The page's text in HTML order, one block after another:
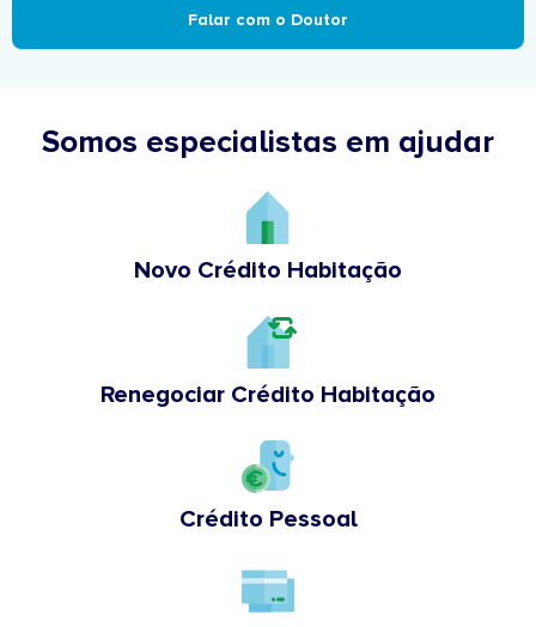
Falar com o Doutor
Somos especialistas em ajudar
Novo Crédito Habitação
Renegociar Crédito Habitação
Crédito Pessoal